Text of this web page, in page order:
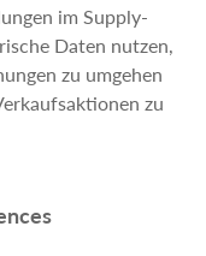
im Supply-
Daten nutzen,
zu umgehen
zu